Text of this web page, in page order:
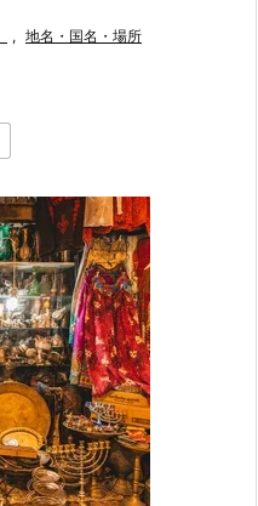
, 地名・国名・場所